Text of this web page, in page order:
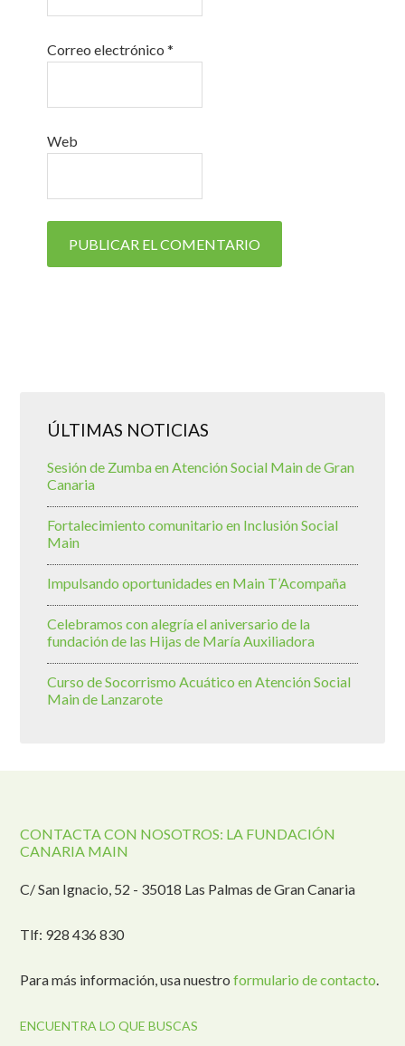
Correo electrónico*
Web
ÚLTIMAS NOTICIAS
Sesión de Zumba en Atención Social Main de Gran
Canaria
Fortalecimiento comunitario en Inclusión Social
Main
Impulsando oportunidades en Main T’Acompaña
Celebramos con alegría el aniversario de la
fundación de las Hijas de María Auxiliadora
Curso de Socorrismo Acuático en Atención Social
Main de Lanzarote
CONTACTA CON NOSOTROS: LA FUNDACIÓN
CANARIA MAIN
C/ San Ignacio, 52 - 35018 Las Palmas de Gran Canaria
Tlf: 928 436 830
Para más información, usa nuestroformulario de contacto.
ENCUENTRA LO QUE BUSCAS